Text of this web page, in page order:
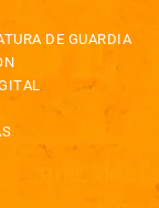
DE GUARDIA